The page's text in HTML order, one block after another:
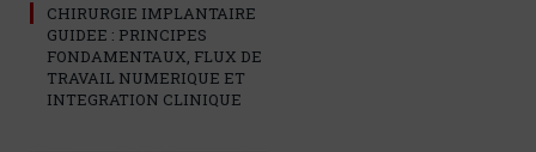
CHIRURGIE IMPLANTAIRE
GUIDEE : PRINCIPES
FONDAMENTAUX, FLUX DE
TRAVAIL NUMERIQUE ET
INTEGRATION CLINIQUE